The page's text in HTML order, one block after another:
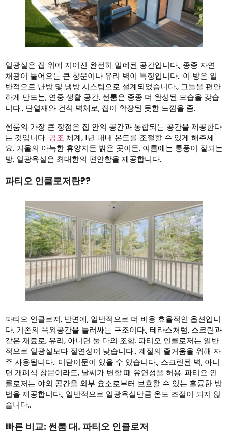
일광실은 집 위에 지어진 완전히 밀폐된 공간입니다., 종종 자연
채광이 들어오는 큰 창문이나 유리 벽이 특징입니다.. 이 방은 일
반적으로 난방 및 냉방 시스템으로 설계되었습니다., 그들을 편안
하게 만드는, 연중 생활 공간. 썬룸은 종종 더 완성된 모습을 갖습
니다., 단열재와 건식 벽체로, 집이 확장된 듯한 느낌을 줌.
썬룸의 가장 큰 장점은 집 안의 공간과 통합되는 공간을 제공한다
는 것입니다. 공조 체계, 1년 내내 온도를 조절할 수 있게 해주세
요. 겨울의 아늑한 휴양지든 밝은 곳이든, 여름에는 통풍이 잘되는
방, 일광욕실은 최대한의 편안함을 제공합니다..
파티오 인클로저란??
파티오 인클로저, 반면에, 일반적으로 더 비용 효율적인 옵션입니
다. 기존의 옥외공간을 둘러싸는 구조이다., 테라스처럼, 스크린과
같은 재료로, 유리, 아니면 둘 다의 조합. 파티오 인클로저는 일반
적으로 일광실보다 절연성이 낮습니다., 계절의 즐거움을 위해 자
주 사용됩니다.. 미닫이문이 있을 수 있습니다., 스크린된 벽, 아니
면 개폐식 창문이라도, 날씨가 변할 때 유연성을 허용. 파티오 인
클로저는 야외 공간을 외부 요소로부터 보호할 수 있는 훌륭한 방
법을 제공합니다., 일반적으로 일광욕실만큼 온도 조절이 되지 않
습니다..
빠른 비교: 썬룸 대. 파티오 인클로저